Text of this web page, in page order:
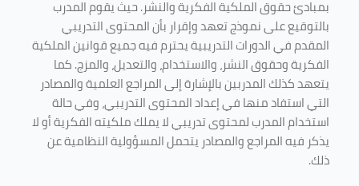
بمبادئ حقوق الملكية الفكرية والنشر. حيث يقوم المدرب
بالتوقيع على نموذج تعهد وإقرار بأن المحتوى التدريبي
المقدم في الدورات التدريبية يحترم فيه جميع قوانين الملكية
الفكرية وحقوق النشر، والاستخدام، والتعديل، والمزج. كما
يتعهد كذلك المدربين بالإشارة إلى المراجع العلمية والمصادر
التي استفاد منها في إعداد المحتوى التدريبي، وفي حالة
استخدام المدرب لمحتوى تدريبي لا يملك ملكيته الفكرية أو لا
يذكر فيه المراجع والمصادر يتحمل المسؤولية النظامية عن
ذلك.